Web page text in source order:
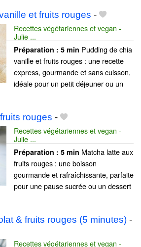
et fruits rouges -
Recettes végétariennes et vegan -
Julie ...
Préparation : 5 min Pudding de chia
vanille et fruits rouges : une recette
express, gourmande et sans cuisson,
idéale pour un petit déjeuner ou un
rouges -
Recettes végétariennes et vegan -
Julie ...
Préparation : 5 min Matcha latte aux
fruits rouges : une boisson
gourmande et rafraîchissante, parfaite
pour une pause sucrée ou un dessert
& fruits rouges (5 minutes) -
Recettes végétariennes et vegan -